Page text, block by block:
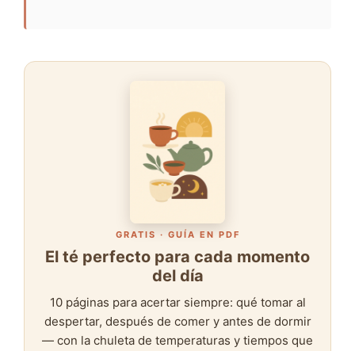
GRATIS · GUÍA EN PDF
El té perfecto para cada momento
del día
10 páginas para acertar siempre: qué tomar al
despertar, después de comer y antes de dormir
— con la chuleta de temperaturas y tiempos que